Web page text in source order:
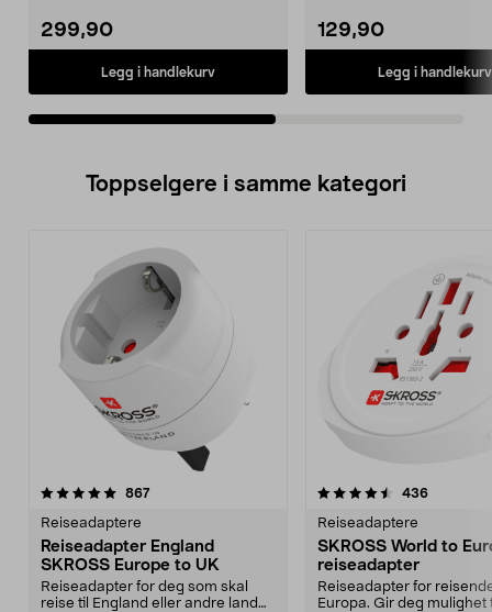
299,90
Legg i handlekurv
129,90
Legg i handlekurv
Toppselgere i samme kategori
867anmeldelser
Reiseadaptere
Reiseadapter England
SKROSS Europe to UK
Reiseadapter for deg som skal
reise til England eller andre land
4.5 av 5 stjerner 436
Reiseadaptere
SKROSS World to
reiseadapter
Reiseadapter for
Europa. Gir deg mulighet
4.5 av 5 stjerner